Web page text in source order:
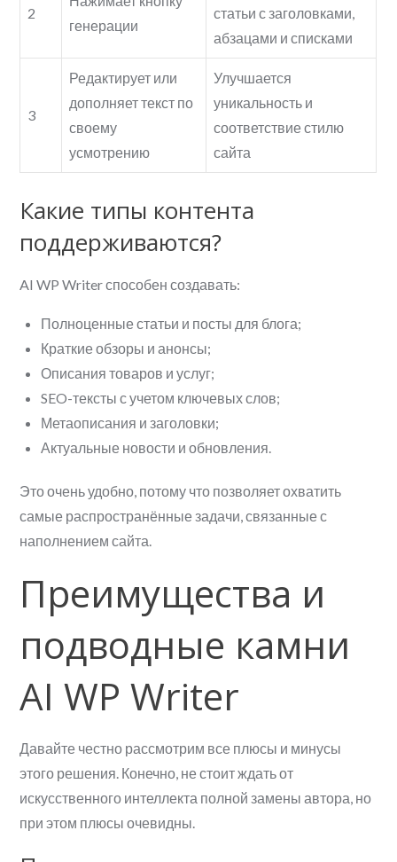
2
генерации
статьи с заголовками,
абзацами и списками
3
Редактирует или
дополняет текст по
своему
усмотрению
Улучшается
уникальность и
соответствие стилю
сайта
Какие типы контента
поддерживаются?
AI WP Writer способен создавать:
Полноценные статьи и посты для блога;
Краткие обзоры и анонсы;
Описания товаров и услуг;
SEO-тексты с учетом ключевых слов;
Метаописания и заголовки;
Актуальные новости и обновления.
Это очень удобно, потому что позволяет охватить
самые распространённые задачи, связанные с
наполнением сайта.
Преимущества и
подводные камни
AI WP Writer
Давайте честно рассмотрим все плюсы и минусы
этого решения. Конечно, не стоит ждать от
искусственного интеллекта полной замены автора, но
при этом плюсы очевидны.